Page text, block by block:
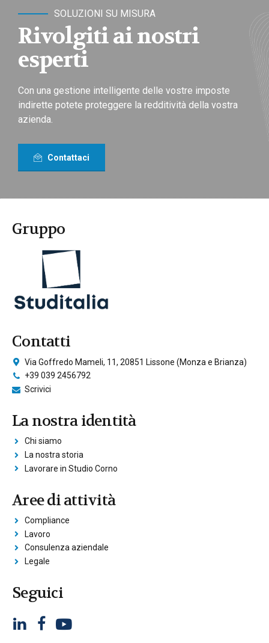
SOLUZIONI SU MISURA
Rivolgiti ai nostri
esperti
Con una gestione intelligente delle vostre imposte
indirette potete proteggere la redditività della vostra
azienda.
Contattaci
Gruppo
Contatti
Via Goffredo Mameli, 11, 20851 Lissone (Monza e Brianza)
+39 039 2456792
Scrivici
La nostra identità
Chi siamo
La nostra storia
Lavorare in Studio Corno
Aree di attività
Compliance
Lavoro
Consulenza aziendale
Legale
Seguici